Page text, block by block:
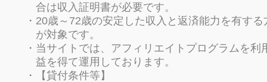
合は収入証明書が必要です。
20歳～72歳の安定した収入と返済能力を有す
が対象です。
当サイトでは、アフィリエイトプログラムを
益を得て運用しております。
【貸付条件等】